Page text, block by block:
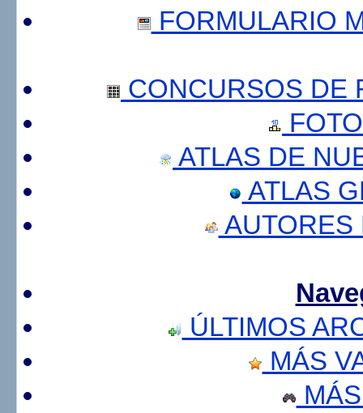
FORMULARIO
CONCURSOS DE
ATLAS DE
ATLAS
AUTORES
ÚLTIMOS
MÁS